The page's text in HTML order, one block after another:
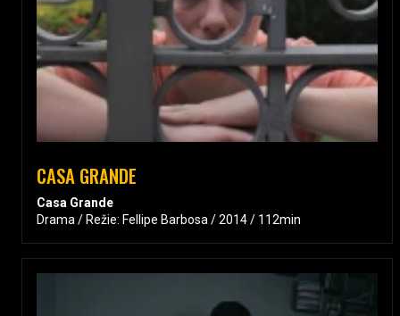
CASA GRANDE
Casa Grande
Drama / Režie: Fellipe Barbosa / 2014 / 112min